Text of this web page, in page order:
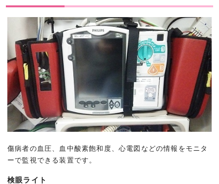
傷病者の血圧、血中酸素飽和度、心電図などの情報をモニタ
ーで監視できる装置です。
検眼ライト